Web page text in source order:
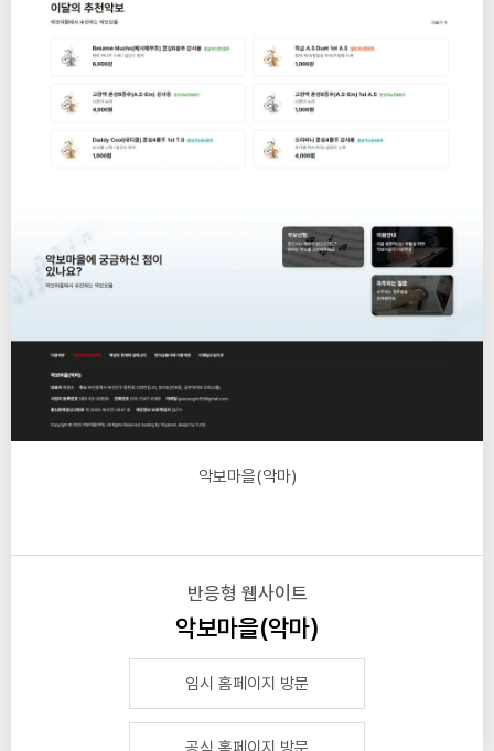
악보마을(악마)
반응형 웹사이트
악보마을(악마)
임시 홈페이지 방문